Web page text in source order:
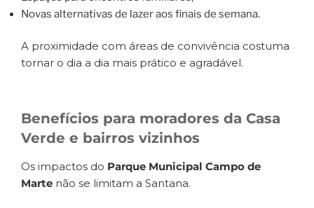
Novas alternativas de lazer aos finais de semana.
A proximidade com áreas de convivência costuma
tornar o dia a dia mais prático e agradável.
Benefícios para moradores da Casa
Verde e bairros vizinhos
Os impactos do Parque Municipal Campo de
Marte não se limitam a Santana.